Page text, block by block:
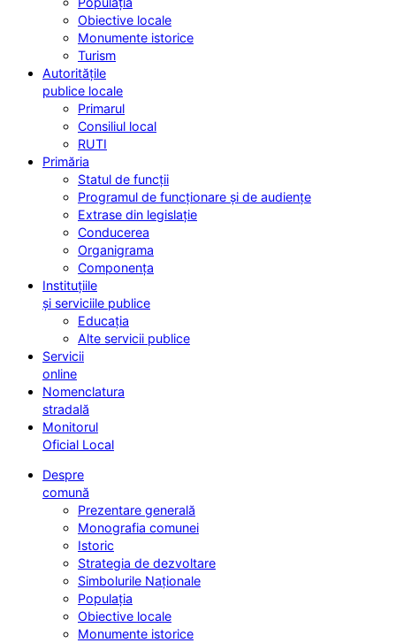
Obiective locale
Monumente istorice
Turism
Autoritățile
publice locale
Primarul
Consiliul local
RUTI
Primăria
Statul de funcții
Programul de funcționare și de audiențe
Extrase din legislație
Conducerea
Organigrama
Componența
Instituțiile
și serviciile publice
Educația
Alte servicii publice
Servicii
online
Nomenclatura
stradală
Monitorul
Oficial Local
Despre
comună
Prezentare generală
Monografia comunei
Istoric
Strategia de dezvoltare
Simbolurile Naționale
Populația
Obiective locale
Monumente istorice